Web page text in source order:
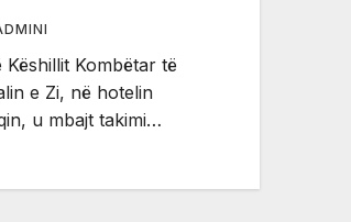
Këshillit Kombëtar të
e Zi, në hotelin
u mbajt takimi…